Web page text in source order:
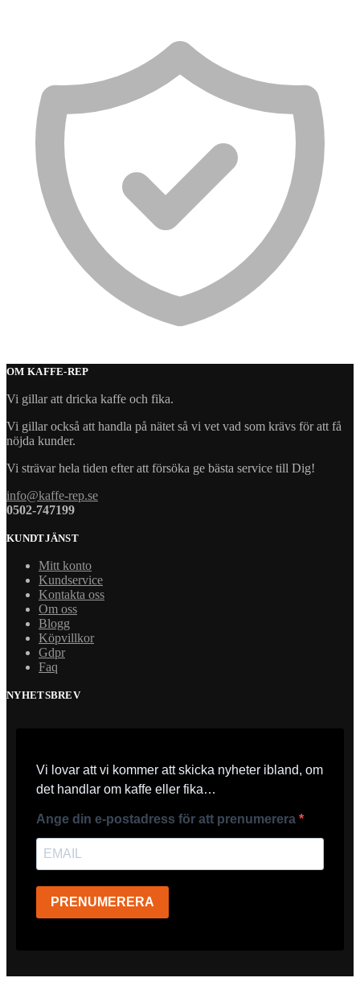
OM KAFFE-REP
Vi gillar att dricka kaffe och fika.
Vi gillar också att handla på nätet så vi vet vad som krävs för att få
nöjda kunder.
Vi strävar hela tiden efter att försöka ge bästa service till Dig!
info@kaffe-rep.se
0502-747199
KUNDTJÄNST
Mitt konto
Kundservice
Kontakta oss
Om oss
Blogg
Köpvillkor
Gdpr
Faq
NYHETSBREV
Vi lovar att vi kommer att skicka nyheter ibland, om
det handlar om kaffe eller fika…
Ange din e-postadress för att prenumerera
PRENUMERERA